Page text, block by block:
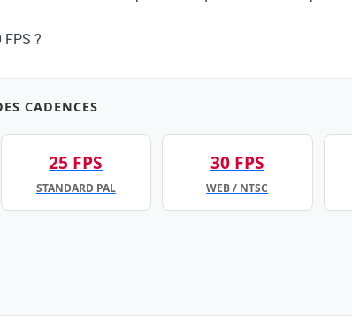
?
CADENCES
25 FPS
STANDARD PAL
30 FPS
WEB / NTSC